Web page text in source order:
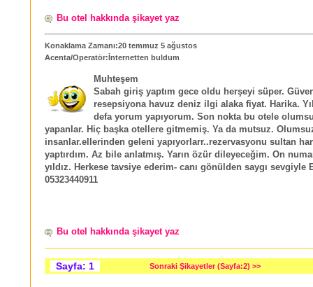
Bu otel hakkında şikayet yaz
Konaklama Zamanı:20 temmuz 5 ağustos
Acenta/Operatör:İnternetten buldum
Muhteşem
Sabah giriş yaptım gece oldu herşeyi süper.
resepsiyona havuz deniz ilgi alaka fiyat. Harika.
defa yorum yapıyorum. Son nokta bu otele
yapanlar. Hiç başka otellere gitmemiş. Ya da mutsuz.
insanlar.ellerinden geleni yapıyorlarr..rezervasyonu sultan
yaptırdım. Az bile anlatmış. Yarın özür dileyeceğim. On
yıldız. Herkese tavsiye ederim- canı gönülden saygı sevgiyle
05323440911
Bu otel hakkında şikayet yaz
Sayfa: 1 Sonraki Şikayetler (Sayfa:2) >>